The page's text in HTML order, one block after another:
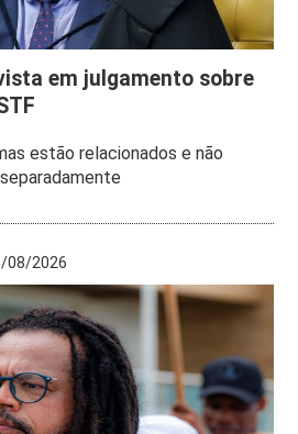
em julgamento sobre
estão relacionados e não
08/2026